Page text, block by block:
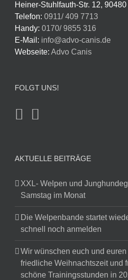
Heiner-Stuhlfauth-Str. 12,
Telefon: 0911/ 409 7713
Handy: 0170/ 9855 316
E-Mail: info@advo-canis.de
Webseite: Advo Canis
FOLGT UNS!
AKTUELLE BEITRÄGE
XXL- Welpen und
Samstag im Monat
Die Welpenbande startet
schnell noch anmelden
Wir wünschen euch und
friedliche Weihnachtszeit und
schöne Trainingsstunden in